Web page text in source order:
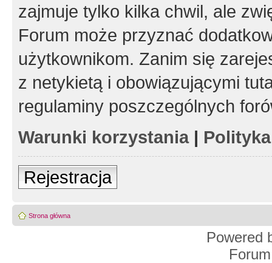
zajmuje tylko kilka chwil, ale
Forum może przyznać
użytkownikom. Zanim się
z netykietą i obowiązującymi
regulaminy poszczególnych
Warunki korzystania|
Rejestracja
Strona główna
Powered